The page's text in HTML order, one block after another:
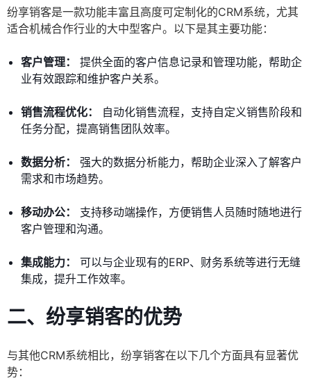
纷享销客是一款功能丰富且高度可定制化的CRM系统，尤其
适合机械合作行业的大中型客户。以下是其主要功能：
客户管理：
提供全面的客户信息记录和管理功能，帮助企
业有效跟踪和维护客户关系。
销售流程优化：
自动化销售流程，支持自定义销售阶段和
任务分配，提高销售团队效率。
数据分析：
强大的数据分析能力，帮助企业深入了解客户
需求和市场趋势。
移动办公：
支持移动端操作，方便销售人员随时随地进行
客户管理和沟通。
集成能力：
可以与企业现有的ERP、财务系统等进行无缝
集成，提升工作效率。
二、 纷享销客的优势
与其他CRM系统相比，纷享销客在以下几个方面具有显著优
势：